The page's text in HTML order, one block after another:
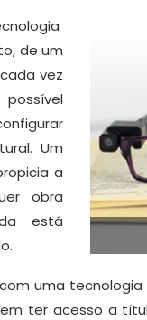
de um
vez
Um
a
obra
está
uma
ter acesso a